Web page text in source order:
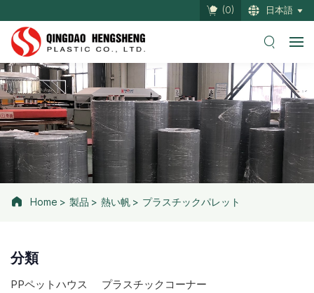
日本語
(0)
Home 製品 熱い帆 プラスチックパレット
分類
PPペットハウス
プラスチックコーナー